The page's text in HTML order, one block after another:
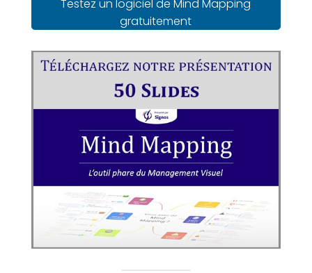
Testez un logiciel de Mind Mapping
gratuitement